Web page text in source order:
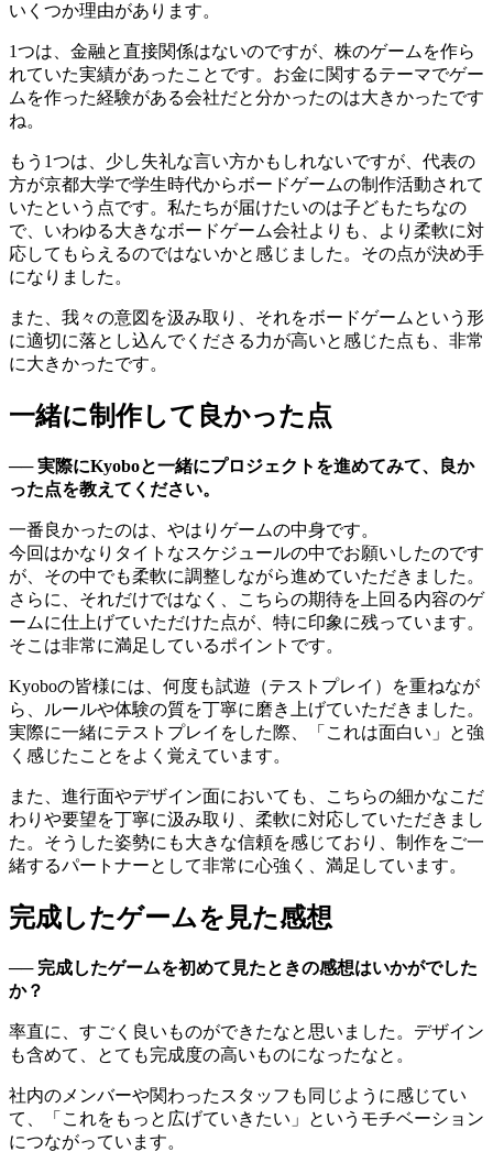
いくつか理由があります。
1つは、金融と直接関係はないのですが、株のゲームを作ら
れていた実績があったことです。お金に関するテーマでゲー
ムを作った経験がある会社だと分かったのは大きかったです
ね。
もう1つは、少し失礼な言い方かもしれないですが、代表の
方が京都大学で学生時代からボードゲームの制作活動されて
いたという点です。私たちが届けたいのは子どもたちなの
で、いわゆる大きなボードゲーム会社よりも、より柔軟に対
応してもらえるのではないかと感じました。その点が決め手
になりました。
また、我々の意図を汲み取り、それをボードゲームという形
に適切に落とし込んでくださる力が高いと感じた点も、非常
に大きかったです。
一緒に制作して良かった点
── 実際にKyoboと一緒にプロジェクトを進めてみて、良か
った点を教えてください。
一番良かったのは、やはりゲームの中身です。
今回はかなりタイトなスケジュールの中でお願いしたのです
が、その中でも柔軟に調整しながら進めていただきました。
さらに、それだけではなく、こちらの期待を上回る内容のゲ
ームに仕上げていただけた点が、特に印象に残っています。
そこは非常に満足しているポイントです。
Kyoboの皆様には、何度も試遊（テストプレイ）を重ねなが
ら、ルールや体験の質を丁寧に磨き上げていただきました。
実際に一緒にテストプレイをした際、「これは面白い」と強
く感じたことをよく覚えています。
また、進行面やデザイン面においても、こちらの細かなこだ
わりや要望を丁寧に汲み取り、柔軟に対応していただきまし
た。そうした姿勢にも大きな信頼を感じており、制作をご一
緒するパートナーとして非常に心強く、満足しています。
完成したゲームを見た感想
── 完成したゲームを初めて見たときの感想はいかがでした
か？
率直に、すごく良いものができたなと思いました。デザイン
も含めて、とても完成度の高いものになったなと。
社内のメンバーや関わったスタッフも同じように感じてい
て、「これをもっと広げていきたい」というモチベーション
につながっています。